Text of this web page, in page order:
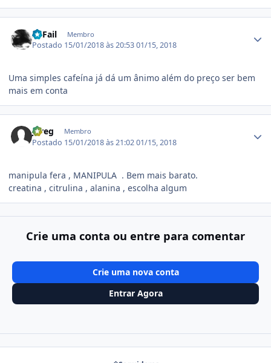
I'llFail Membro
Postado 15/01/2018 às 20:5301/15, 2018
Uma simples cafeína já dá um ânimo além do preço ser bem
mais em conta
jureg Membro
Postado 15/01/2018 às 21:0201/15, 2018
manipula fera , MANIPULA . Bem mais barato.
creatina , citrulina , alanina , escolha algum
Crie uma conta ou entre para comentar
Crie uma nova conta
Entrar Agora